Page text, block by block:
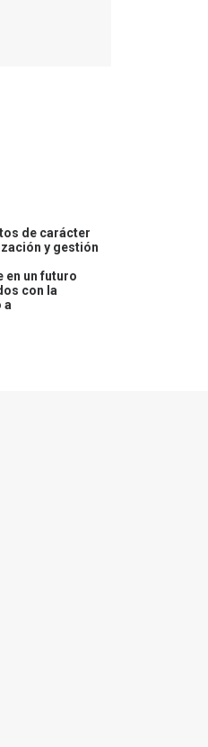
de carácter
y gestión
en un futuro
con la
a